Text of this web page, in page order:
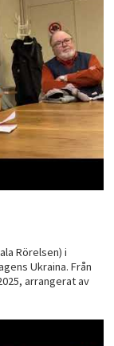
Rörelsen) i
Ukraina. Från
arrangerat av